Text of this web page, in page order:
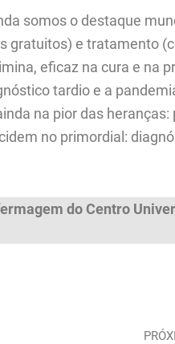
somos o destaque
gratuitos) e tratamento
eficaz na cura e na
tardio e a
na pior das heranças:
no primordial:
do Centro